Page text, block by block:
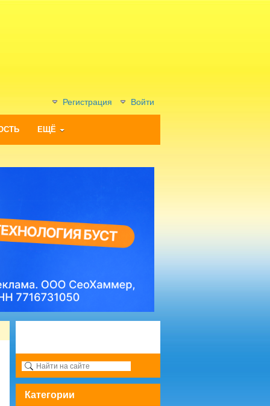
Регистрация Войти
ЕЩЁ
Категории